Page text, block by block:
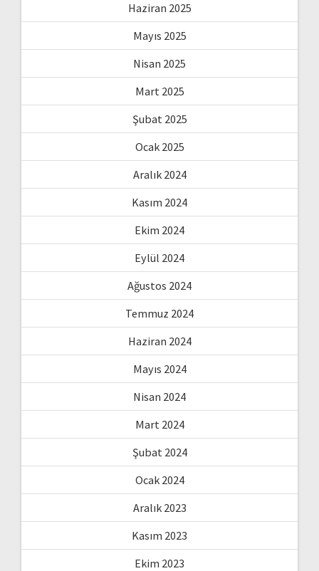
Haziran 2025
Mayıs 2025
Nisan 2025
Mart 2025
Şubat 2025
Ocak 2025
Aralık 2024
Kasım 2024
Ekim 2024
Eylül 2024
Ağustos 2024
Temmuz 2024
Haziran 2024
Mayıs 2024
Nisan 2024
Mart 2024
Şubat 2024
Ocak 2024
Aralık 2023
Kasım 2023
Ekim 2023